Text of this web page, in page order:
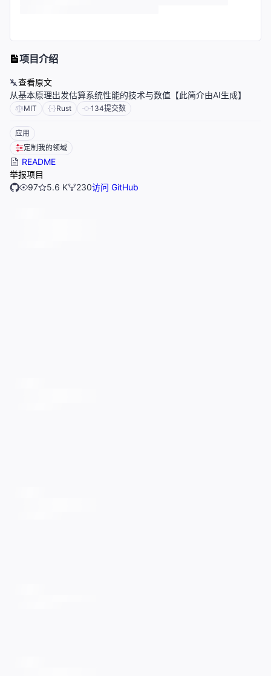
项目介绍
查看原文
从基本原理出发估算系统性能的技术与数值【此简介由AI生成】
MIT Rust 134提交数
应用
定制我的领域
README
举报项目
97
5.6 K 230访问 GitHub